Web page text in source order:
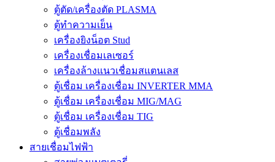
ตู้ตัด/เครื่องตัด PLASMA
ตู้ทำความเย็น
เครื่องยิงน็อต Stud
เครื่องเชื่อมเลเซอร์
เครื่องล้างแนวเชื่อมสแตนเลส
ตู้เชื่อม เครื่องเชื่อม INVERTER MMA
ตู้เชื่อม เครื่องเชื่อม MIG/MAG
ตู้เชื่อม เครื่องเชื่อม TIG
ตู้เชื่อมพลัง
สายเชื่อมไฟฟ้า